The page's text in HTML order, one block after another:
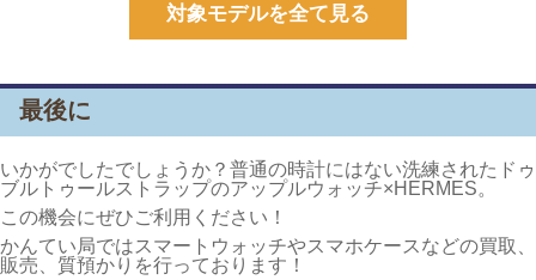
対象モデルを全て見る
最後に
いかがでしたでしょうか？普通の時計にはない洗練されたドゥ
ブルトゥールストラップのアップルウォッチ×HERMES。
この機会にぜひご利用ください！
かんてい局ではスマートウォッチやスマホケースなどの買取、
販売、質預かりを行っております！